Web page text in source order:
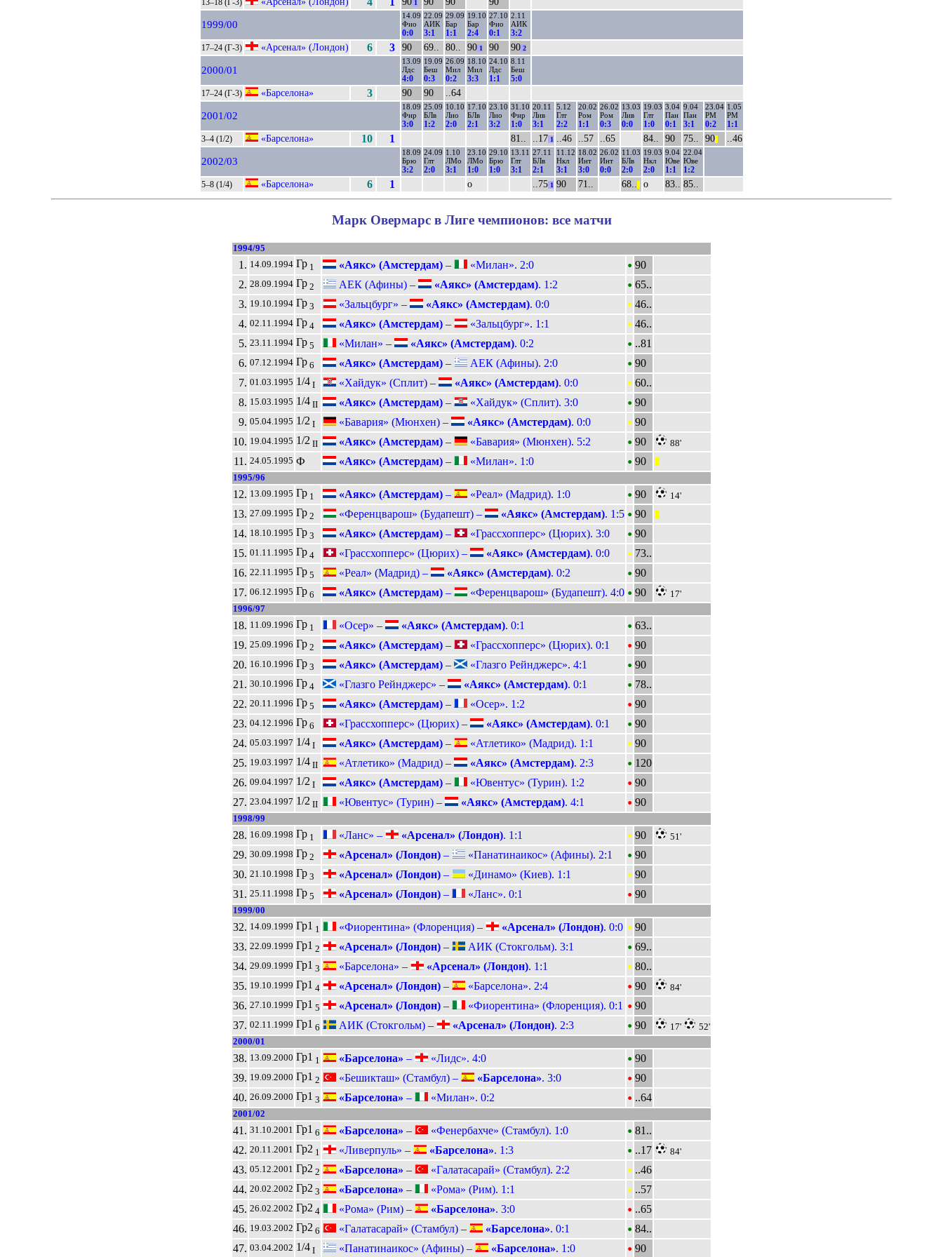
13–18 (Г-3) 1
1999/00
14.09
Фио
0:0
22.09
АИК
3:1
29.09
Бар
1:1
19.10
Бар
2:4
27.10
Фио
0:1
2.11
АИК
3:2
17–24 (Г-3) «Арсенал» (Лондон) 6 3 90 69.. 80.. 901 90 902
2000/01
13.09
Лдс
4:0
19.09
Беш
0:3
26.09
Мил
0:2
18.10
Мил
3:3
24.10
Лдс
1:1
8.11
Беш
5:0
17–24 (Г-3) «Барселона» 3 90 90 ..64
2001/02
18.09
Фнр
3:0
25.09
БЛв
1:2
10.10
Лио
2:0
17.10
БЛв
2:1
23.10
Лио
3:2
31.10
Фнр
1:0
20.11
Лив
3:1
5.12
Глт
2:2
20.02
Ром
1:1
26.02
Ром
0:3
13.03
Лив
0:0
19.03
Глт
1:0
3.04
Пан
0:1
9.04
Пан
3:1
23.04
РМ
0:2
1.05
РМ
1:1
3–4 (1/2) «Барселона» 10 1 81.. ..17 1 ..46 ..57 ..65 84.. 90 75.. 90|| ..46
2002/03
18.09
Брю
3:2
24.09
Глт
2:0
1.10
ЛМо
3:1
23.10
ЛМо
1:0
29.10
Брю
1:0
13.11
Глт
3:1
27.11
БЛв
2:1
11.12
Нкл
3:1
18.02
Инт
3:0
26.02
Инт
0:0
11.03
БЛв
2:0
19.03
Нкл
2:0
9.04
Юве
1:1
22.04
Юве
1:2
5–8 (1/4) «Барселона» 6 1 о ..751 90 71.. 68.. о 83.. 85..
Марк Овермарс в Лиге чемпионов: все матчи
1994/95
1. 14.09.1994 Гр 1 «Аякс» (Амстердам) – «Милан». 2:0 • 90
2. 28.09.1994 Гр 2 АЕК (Афины) – «Аякс» (Амстердам). 1:2 • 65..
3. 19.10.1994 Гр 3 «Зальцбург» – «Аякс» (Амстердам). 0:0 • 46..
4. 02.11.1994 Гр 4 «Аякс» (Амстердам) – «Зальцбург». 1:1 • 46..
5. 23.11.1994 Гр 5 «Милан» – «Аякс» (Амстердам). 0:2 • ..81
6. 07.12.1994 Гр 6 «Аякс» (Амстердам) – АЕК (Афины). 2:0 • 90
7. 01.03.1995 1/4 I «Хайдук» (Сплит) – «Аякс» (Амстердам). 0:0 • 60..
8. 15.03.1995 1/4 II «Аякс» (Амстердам) – «Хайдук» (Сплит). 3:0 • 90
9. 05.04.1995 1/2 I «Бавария» (Мюнхен) – «Аякс» (Амстердам). 0:0 • 90
10. 19.04.1995 1/2 II «Аякс» (Амстердам) – «Бавария» (Мюнхен). 5:2 • 90 88'
11. 24.05.1995 Ф «Аякс» (Амстердам) – «Милан». 1:0 • 90
1995/96
12. 13.09.1995 Гр 1 «Аякс» (Амстердам) – «Реал» (Мадрид). 1:0 • 90 14'
13. 27.09.1995 Гр 2 «Ференцварош» (Будапешт) – «Аякс» (Амстердам). 1:5 • 90
14. 18.10.1995 Гр 3 «Аякс» (Амстердам) – «Грассхопперс» (Цюрих). 3:0 • 90
15. 01.11.1995 Гр 4 «Грассхопперс» (Цюрих) – «Аякс» (Амстердам). 0:0 • 73..
16. 22.11.1995 Гр 5 «Реал» (Мадрид) – «Аякс» (Амстердам). 0:2 • 90
17. 06.12.1995 Гр 6 «Аякс» (Амстердам) – «Ференцварош» (Будапешт). 4:0 • 90
17'
1996/97
18. 11.09.1996 Гр 1 «Осер» – «Аякс» (Амстердам). 0:1 • 63..
19. 25.09.1996 Гр 2 «Аякс» (Амстердам) – «Грассхопперс» (Цюрих). 0:1 • 90
20. 16.10.1996 Гр 3 «Аякс» (Амстердам) – «Глазго Рейнджерс». 4:1 • 90
21. 30.10.1996 Гр 4 «Глазго Рейнджерс» – «Аякс» (Амстердам). 0:1 • 78..
22. 20.11.1996 Гр 5 «Аякс» (Амстердам) – «Осер». 1:2 • 90
23. 04.12.1996 Гр 6 «Грассхопперс» (Цюрих) – «Аякс» (Амстердам). 0:1 • 90
24. 05.03.1997 1/4 I «Аякс» (Амстердам) – «Атлетико» (Мадрид). 1:1 • 90
25. 19.03.1997 1/4 II «Атлетико» (Мадрид) – «Аякс» (Амстердам). 2:3 • 120
26. 09.04.1997 1/2 I «Аякс» (Амстердам) – «Ювентус» (Турин). 1:2 • 90
27. 23.04.1997 1/2 II «Ювентус» (Турин) – «Аякс» (Амстердам). 4:1 • 90
1998/99
28. 16.09.1998 Гр 1 «Ланс» – «Арсенал» (Лондон). 1:1 • 90 51'
29. 30.09.1998 Гр 2 «Арсенал» (Лондон) – «Панатинаикос» (Афины). 2:1 • 90
30. 21.10.1998 Гр 3 «Арсенал» (Лондон) – «Динамо» (Киев). 1:1 • 90
31. 25.11.1998 Гр 5 «Арсенал» (Лондон) – «Ланс». 0:1 • 90
1999/00
32. 14.09.1999 Гр1 1 «Фиорентина» (Флоренция) – «Арсенал» (Лондон). 0:0 • 90
33. 22.09.1999 Гр1 2 «Арсенал» (Лондон) – АИК (Стокгольм). 3:1 • 69..
34. 29.09.1999 Гр1 3 «Барселона» – «Арсенал» (Лондон). 1:1 • 80..
35. 19.10.1999 Гр1 4 «Арсенал» (Лондон) – «Барселона». 2:4 • 90 84'
36. 27.10.1999 Гр1 5 «Арсенал» (Лондон) – «Фиорентина» (Флоренция). 0:1 • 90
37. 02.11.1999 Гр1 6 АИК (Стокгольм) – «Арсенал» (Лондон). 2:3 • 90 17'
52'
2000/01
38. 13.09.2000 Гр1 1 «Барселона» – «Лидс». 4:0 • 90
39. 19.09.2000 Гр1 2 «Бешикташ» (Стамбул) – «Барселона». 3:0 • 90
40. 26.09.2000 Гр1 3 «Барселона» – «Милан». 0:2 • ..64
2001/02
41. 31.10.2001 Гр1 6 «Барселона» – «Фенербахче» (Стамбул). 1:0 • 81..
42. 20.11.2001 Гр2 1 «Ливерпуль» – «Барселона». 1:3 • ..17 84'
43. 05.12.2001 Гр2 2 «Барселона» – «Галатасарай» (Стамбул). 2:2 • ..46
44. 20.02.2002 Гр2 3 «Барселона» – «Рома» (Рим). 1:1 • ..57
45. 26.02.2002 Гр2 4 «Рома» (Рим) – «Барселона». 3:0 • ..65
46. 19.03.2002 Гр2 6 «Галатасарай» (Стамбул) – «Барселона». 0:1 • 84..
47. 03.04.2002 1/4 I «Панатинаикос» (Афины) – «Барселона». 1:0 • 90